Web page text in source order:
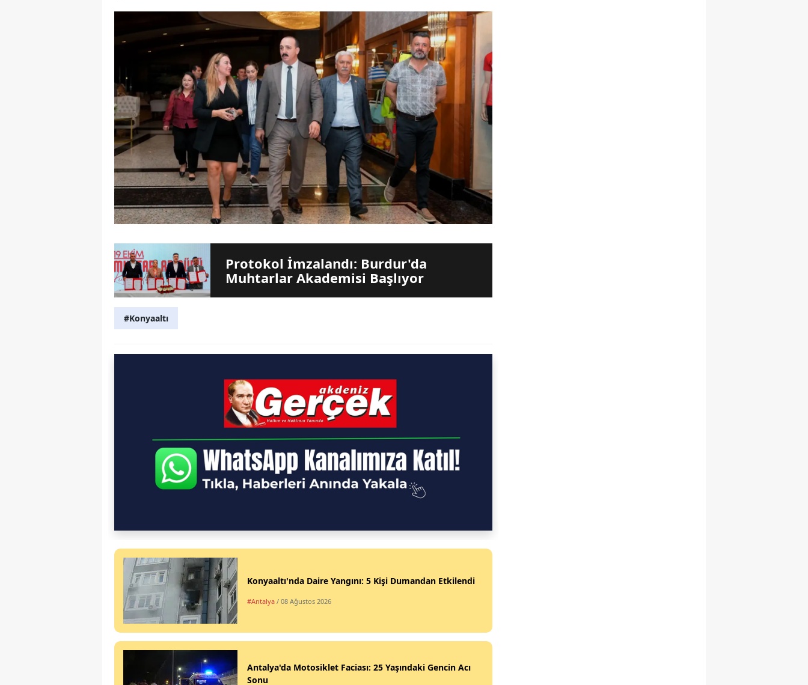
Protokol İmzalandı: Burdur'da
Muhtarlar Akademisi Başlıyor
#Konyaaltı
Konyaaltı'nda Daire Yangını: 5 Kişi Dumandan Etkilendi
#Antalya / 08 Ağustos 2026
Antalya'da Motosiklet Faciası: 25 Yaşındaki Gencin Acı
Sonu